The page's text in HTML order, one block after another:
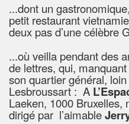
...dont un
petit restaurant
deux pas d’une célèbre
...où veilla pendantdes
de lettres, qui,
son quartier général,
Lesbroussart : A
Laeken, 1000 Bruxelles,
dirigé par l’aimable